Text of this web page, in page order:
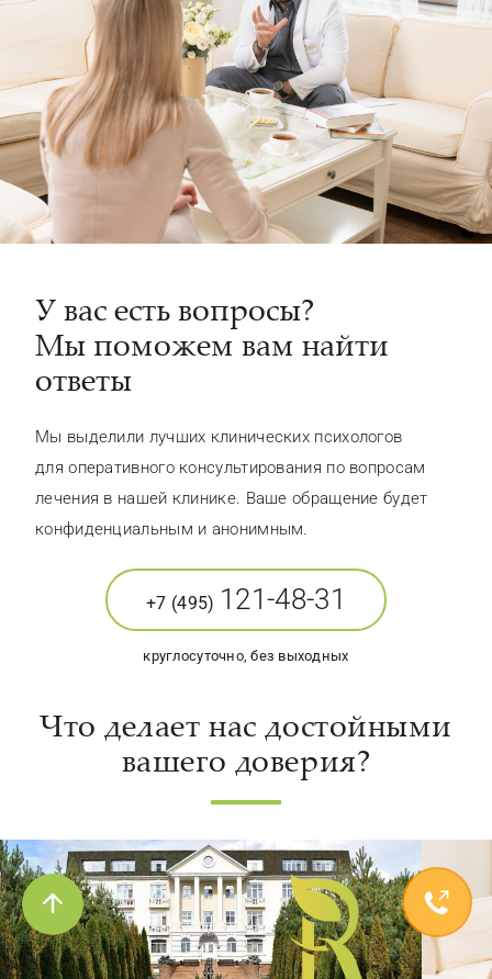
У вас есть вопросы?
Мы поможем вам найти
ответы
Мы выделили лучших клинических психологов
для оперативного консультирования по вопросам
лечения в нашей клинике. Ваше обращение будет
конфиденциальным и анонимным.
+7 (495) 121-48-31
круглосуточно, без выходных
Что делает нас достойными
вашего доверия?